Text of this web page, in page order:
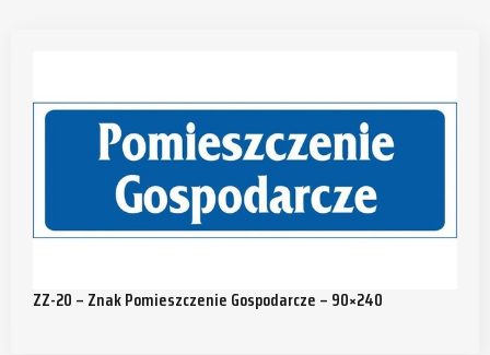
ZZ-20 – Znak Pomieszczenie Gospodarcze – 90×240